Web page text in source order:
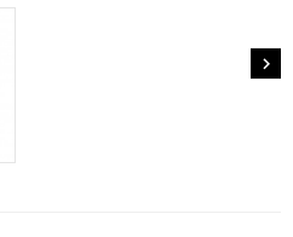
